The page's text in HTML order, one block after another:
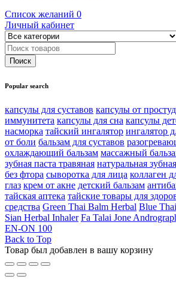
Список желаний 0
Личный кабинет
Popular search
капсулы для суставов капсулы от
иммунитета капсулы для сна капсулы
насморка тайский ингалятор ингалятор
от боли бальзам для суставов
охлаждающий бальзам массажный
зубная паста травяная натуральная
без фтора сыворотка для лица коллаген
глаз крем от акне детский бальзам
тайская аптека тайские товары для
средства Green Thai Balm Herbal Blue
Sian Herbal Inhaler Fa Talai Jone
EN-ON 100
Back to Top
Товар был добавлен в вашу корзину